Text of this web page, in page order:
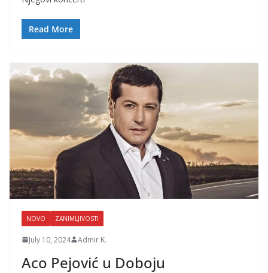
Read More
NOVO ZANIMLJIVOSTI
July 10, 2024 Admir K.
Aco Pejović u Doboju